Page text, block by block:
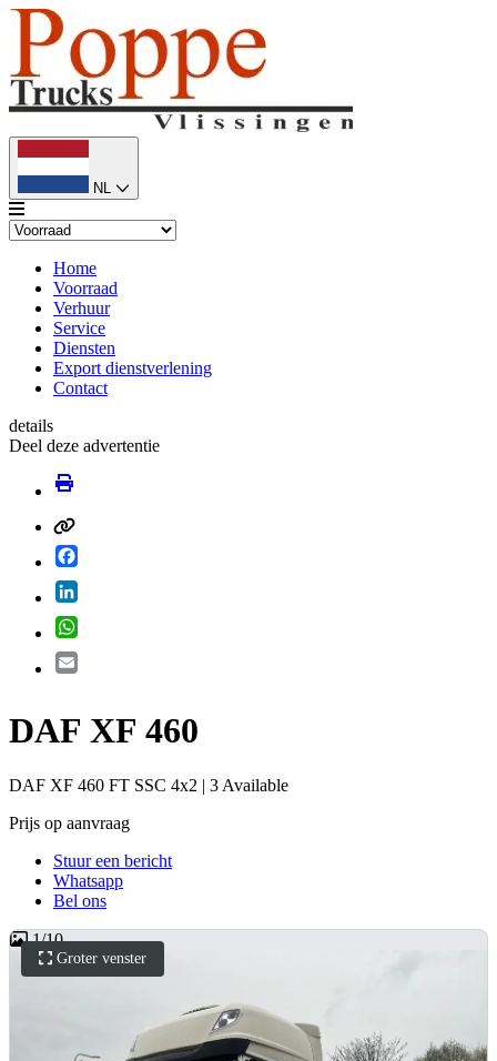
NL
Home
Voorraad
Verhuur
Service
Diensten
Export dienstverlening
Contact
details
Deel deze advertentie
DAF XF 460
DAF XF 460 FT SSC 4x2 | 3 Available
Prijs op aanvraag
Stuur een bericht
Whatsapp
Bel ons
Groter venster
1/10